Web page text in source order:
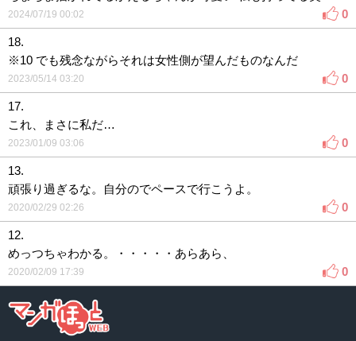
2024/07/19 00:02 0
18.
※10 でも残念ながらそれは女性側が望んだものなんだ
2023/05/14 03:20 0
17.
これ、まさに私だ…
2023/01/09 03:06 0
13.
頑張り過ぎるな。自分のでペースで行こうよ。
2020/02/29 02:26 0
12.
めっつちゃわかる。・・・・・あらあら、
2020/02/09 17:39 0